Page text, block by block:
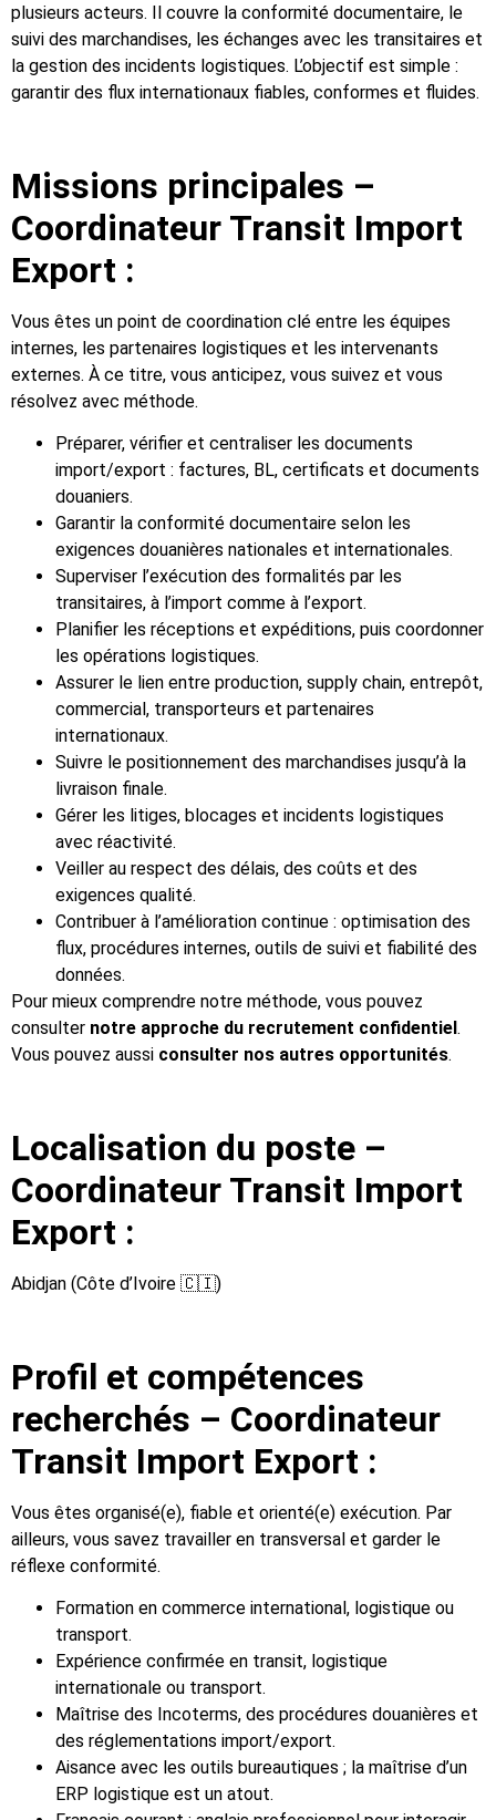
plusieurs acteurs. Il couvre la conformité documentaire, le
suivi des marchandises, les échanges avec les transitaires et
la gestion des incidents logistiques. L’objectif est simple :
garantir des flux internationaux fiables, conformes et fluides.
Missions principales –
Coordinateur Transit Import
Export :
Vous êtes un point de coordination clé entre les équipes
internes, les partenaires logistiques et les intervenants
externes. À ce titre, vous anticipez, vous suivez et vous
résolvez avec méthode.
Préparer, vérifier et centraliser les documents
import/export : factures, BL, certificats et documents
douaniers.
Garantir la conformité documentaire selon les
exigences douanières nationales et internationales.
Superviser l’exécution des formalités par les
transitaires, à l’import comme à l’export.
Planifier les réceptions et expéditions, puis coordonner
les opérations logistiques.
Assurer le lien entre production, supply chain, entrepôt,
commercial, transporteurs et partenaires
internationaux.
Suivre le positionnement des marchandises jusqu’à la
livraison finale.
Gérer les litiges, blocages et incidents logistiques
avec réactivité.
Veiller au respect des délais, des coûts et des
exigences qualité.
Contribuer à l’amélioration continue : optimisation des
flux, procédures internes, outils de suivi et fiabilité des
données.
Pour mieux comprendre notre méthode, vous pouvez
consulter notre approche du recrutement confidentiel.
Vous pouvez aussi consulter nos autres opportunités.
Localisation du poste –
Coordinateur Transit Import
Export :
Abidjan (Côte d’Ivoire 🇨🇮)
Profil et compétences
recherchés – Coordinateur
Transit Import Export :
Vous êtes organisé(e), fiable et orienté(e) exécution. Par
ailleurs, vous savez travailler en transversal et garder le
réflexe conformité.
Formation en commerce international, logistique ou
transport.
Expérience confirmée en transit, logistique
internationale ou transport.
Maîtrise des Incoterms, des procédures douanières et
des réglementations import/export.
Aisance avec les outils bureautiques ; la maîtrise d’un
ERP logistique est un atout.